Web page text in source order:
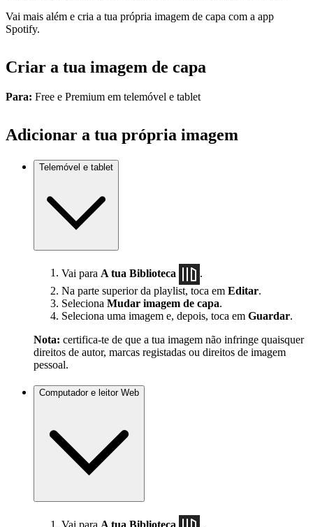
Vai mais além e cria a tua própria imagem de capa com a app
Spotify.
Criar a tua imagem de capa
Para: Free e Premium em telemóvel e tablet
Adicionar a tua própria imagem
Telemóvel e tablet
Vai para A tua Biblioteca
Na parte superior da playlist, toca em Editar.
Seleciona Mudar imagem de capa.
Seleciona uma imagem e, depois, toca em Guardar.
Nota: certifica-te de que a tua imagem não infringe quaisquer
direitos de autor, marcas registadas ou direitos de imagem
pessoal.
Computador e leitor Web
Vai para A tua Biblioteca
.